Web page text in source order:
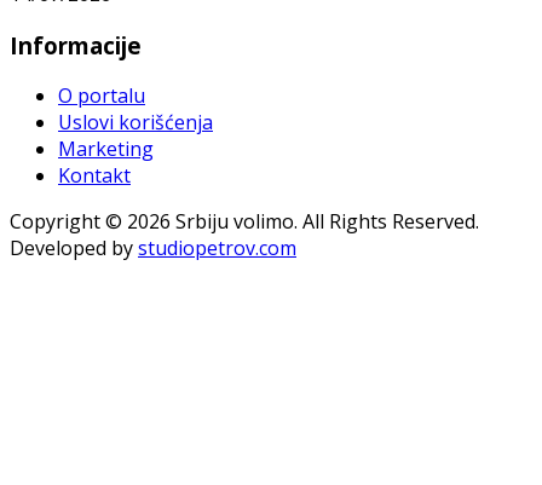
Informacije
O portalu
Uslovi korišćenja
Marketing
Kontakt
Copyright © 2026 Srbiju volimo. All Rights Reserved.
Developed bystudiopetrov.com